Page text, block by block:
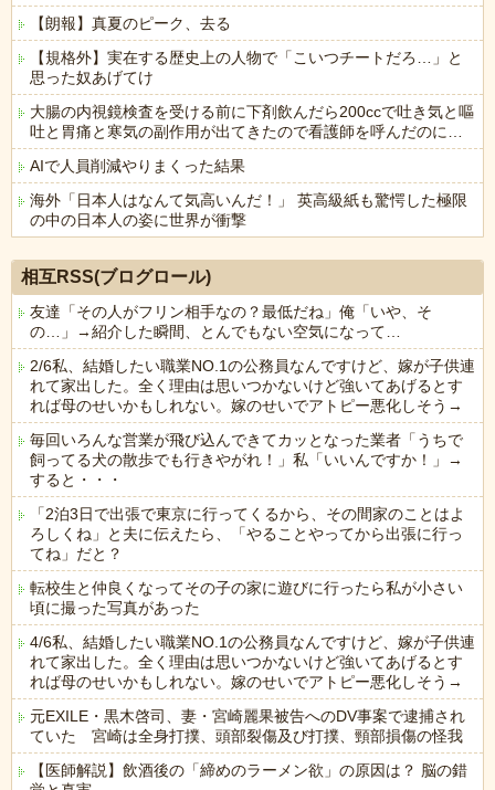
【朗報】真夏のピーク、去る
【規格外】実在する歴史上の人物で「こいつチートだろ…」と
思った奴あげてけ
大腸の内視鏡検査を受ける前に下剤飲んだら200ccで吐き気と嘔
吐と胃痛と寒気の副作用が出てきたので看護師を呼んだのに…
AIで人員削減やりまくった結果
海外「日本人はなんて気高いんだ！」 英高級紙も驚愕した極限
の中の日本人の姿に世界が衝撃
相互RSS(ブログロール)
友達「その人がフリン相手なの？最低だね」俺「いや、そ
の…」→紹介した瞬間、とんでもない空気になって…
2/6私、結婚したい職業NO.1の公務員なんですけど、嫁が子供連
れて家出した。全く理由は思いつかないけど強いてあげるとす
れば母のせいかもしれない。嫁のせいでアトピー悪化しそう→
毎回いろんな営業が飛び込んできてカッとなった業者「うちで
飼ってる犬の散歩でも行きやがれ！」私「いいんですか！」→
すると・・・
「2泊3日で出張で東京に行ってくるから、その間家のことはよ
ろしくね」と夫に伝えたら、「やることやってから出張に行っ
てね」だと？
転校生と仲良くなってその子の家に遊びに行ったら私が小さい
頃に撮った写真があった
4/6私、結婚したい職業NO.1の公務員なんですけど、嫁が子供連
れて家出した。全く理由は思いつかないけど強いてあげるとす
れば母のせいかもしれない。嫁のせいでアトピー悪化しそう→
元EXILE・黒木啓司、妻・宮崎麗果被告へのDV事案で逮捕され
ていた 宮崎は全身打撲、頭部裂傷及び打撲、頸部損傷の怪我
【医師解説】飲酒後の「締めのラーメン欲」の原因は？ 脳の錯